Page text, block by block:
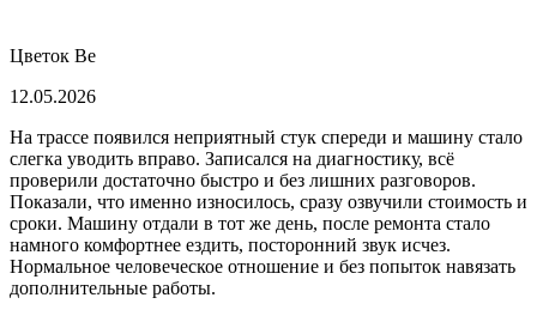
Цветок Ве
12.05.2026
На трассе появился неприятный стук спереди и машину стало
слегка уводить вправо. Записался на диагностику, всё
проверили достаточно быстро и без лишних разговоров.
Показали, что именно износилось, сразу озвучили стоимость и
сроки. Машину отдали в тот же день, после ремонта стало
намного комфортнее ездить, посторонний звук исчез.
Нормальное человеческое отношение и без попыток навязать
дополнительные работы.